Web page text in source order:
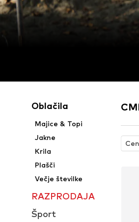
Oblačila
Majice & Topi
Jakne
Krila
Plašči
Večje številke
RAZPRODAJA
Šport